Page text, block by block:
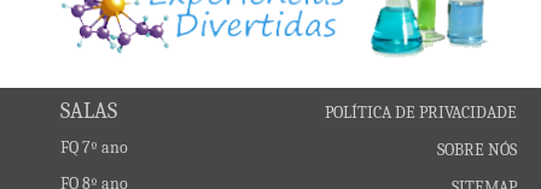
SALAS
FQ 7º ano
FQ 8º ano
POLÍTICA DE PRIVACIDADE
SOBRE NÓS